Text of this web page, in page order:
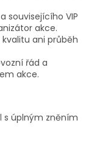
souvisejícího VIP
akce.
ani průběh
řád a
akce.
s úplným zněním